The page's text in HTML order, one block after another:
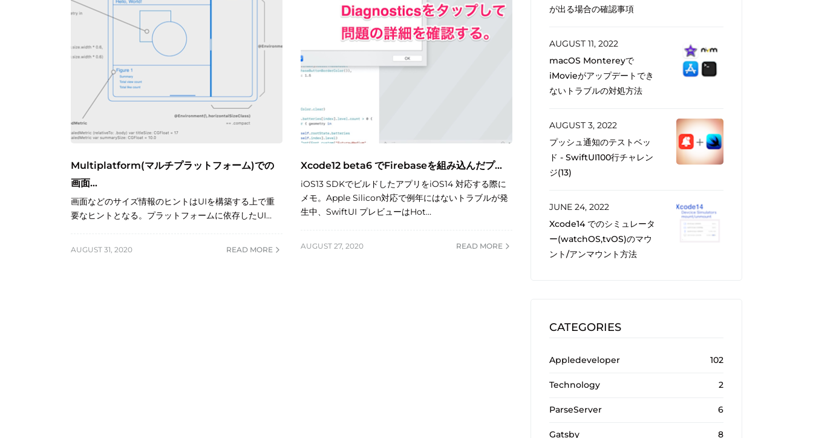
Multiplatform(マルチプラットフォーム)での
画面...
画面などのサイズ情報のヒントはUIを構築する上で重
要なヒントとなる。プラットフォームに依存したUI…
AUGUST 31, 2020 READ MORE
Xcode12 beta6 でFirebaseを組み込んだプ...
iOS13 SDKでビルドしたアプリをiOS14 対応する際に
メモ。Apple Silicon対応で例年にはないトラブルが発
生中、SwiftUI プレビューはHot…
AUGUST 27, 2020 READ MORE
が出る場合の確認事項
AUGUST 11, 2022
macOS Montereyで
iMovieがアップデートでき
ないトラブルの対処方法
AUGUST 3, 2022
プッシュ通知のテストベッ
ド - SwiftUI100行チャレン
ジ(13)
JUNE 24, 2022
Xcode14 でのシミュレータ
ー(watchOS,tvOS)のマウ
ント/アンマウント方法
CATEGORIES
Appledeveloper 102
Technology 2
ParseServer 6
Gatsby 8